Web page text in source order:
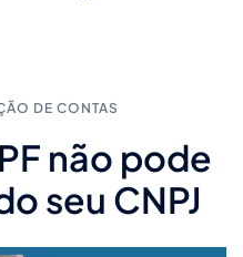
DE CONTAS
não pode
seu CNPJ